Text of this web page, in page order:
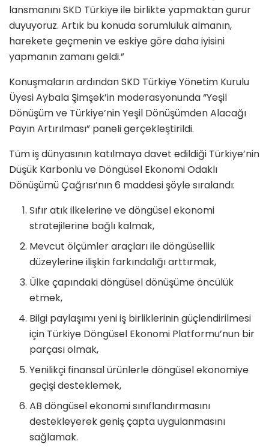
lansmanını SKD Türkiye ile birlikte yapmaktan gurur
duyuyoruz. Artık bu konuda sorumluluk almanın,
harekete geçmenin ve eskiye göre daha iyisini
yapmanın zamanı geldi.”
Konuşmaların ardından SKD Türkiye Yönetim Kurulu
Üyesi Aybala Şimşek’in moderasyonunda “Yeşil
Dönüşüm ve Türkiye’nin Yeşil Dönüşümden Alacağı
Payın Artırılması” paneli gerçekleştirildi.
Tüm iş dünyasının katılmaya davet edildiği Türkiye’nin
Düşük Karbonlu ve Döngüsel Ekonomi Odaklı
Dönüşümü Çağrısı’nın 6 maddesi şöyle sıralandı:
Sıfır atık ilkelerine ve döngüsel ekonomi
stratejilerine bağlı kalmak,
Mevcut ölçümler araçları ile döngüsellik
düzeylerine ilişkin farkındalığı arttırmak,
Ülke çapındaki döngüsel dönüşüme öncülük
etmek,
Bilgi paylaşımı yeni iş birliklerinin güçlendirilmesi
için Türkiye Döngüsel Ekonomi Platformu’nun bir
parçası olmak,
Yenilikçi finansal ürünlerle döngüsel ekonomiye
geçişi desteklemek,
AB döngüsel ekonomi sınıflandırmasını
destekleyerek geniş çapta uygulanmasını
sağlamak.